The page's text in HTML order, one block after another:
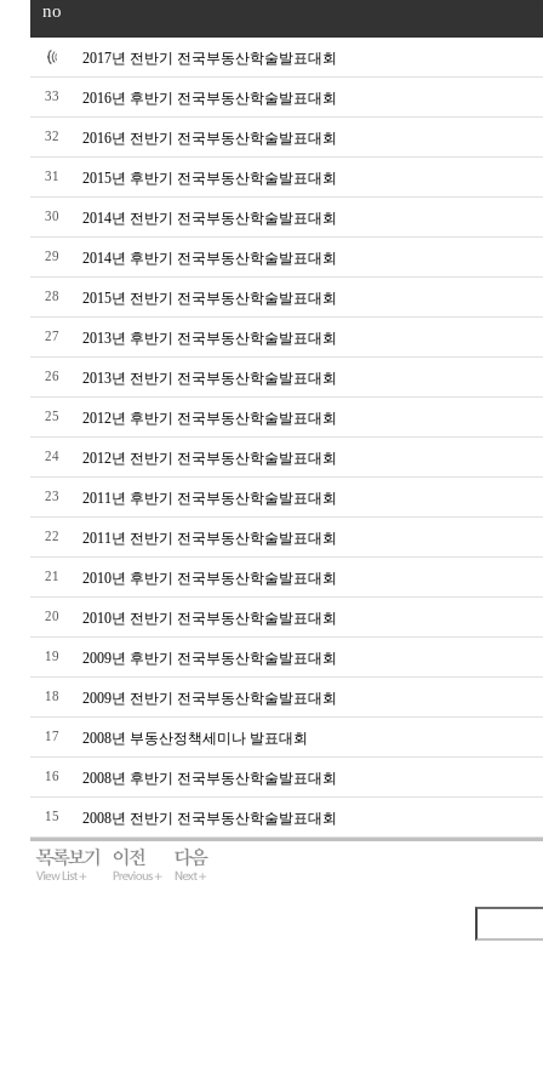
no
2017년 전반기 전국부동산학술발표대회
33 2016년 후반기 전국부동산학술발표대회
32 2016년 전반기 전국부동산학술발표대회
31 2015년 후반기 전국부동산학술발표대회
30 2014년 전반기 전국부동산학술발표대회
29 2014년 후반기 전국부동산학술발표대회
28 2015년 전반기 전국부동산학술발표대회
27 2013년 후반기 전국부동산학술발표대회
26 2013년 전반기 전국부동산학술발표대회
25 2012년 후반기 전국부동산학술발표대회
24 2012년 전반기 전국부동산학술발표대회
23 2011년 후반기 전국부동산학술발표대회
22 2011년 전반기 전국부동산학술발표대회
21 2010년 후반기 전국부동산학술발표대회
20 2010년 전반기 전국부동산학술발표대회
19 2009년 후반기 전국부동산학술발표대회
18 2009년 전반기 전국부동산학술발표대회
17 2008년 부동산정책세미나 발표대회
16 2008년 후반기 전국부동산학술발표대회
15 2008년 전반기 전국부동산학술발표대회